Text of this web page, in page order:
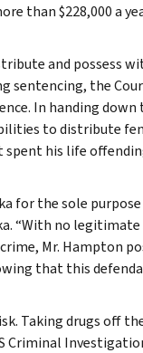
than $228,000 a
and possess
sentencing, the
In handing
to distribute
his life
for the sole
“With no legitimate
Mr. Hampton
that this
Taking drugs off
Criminal